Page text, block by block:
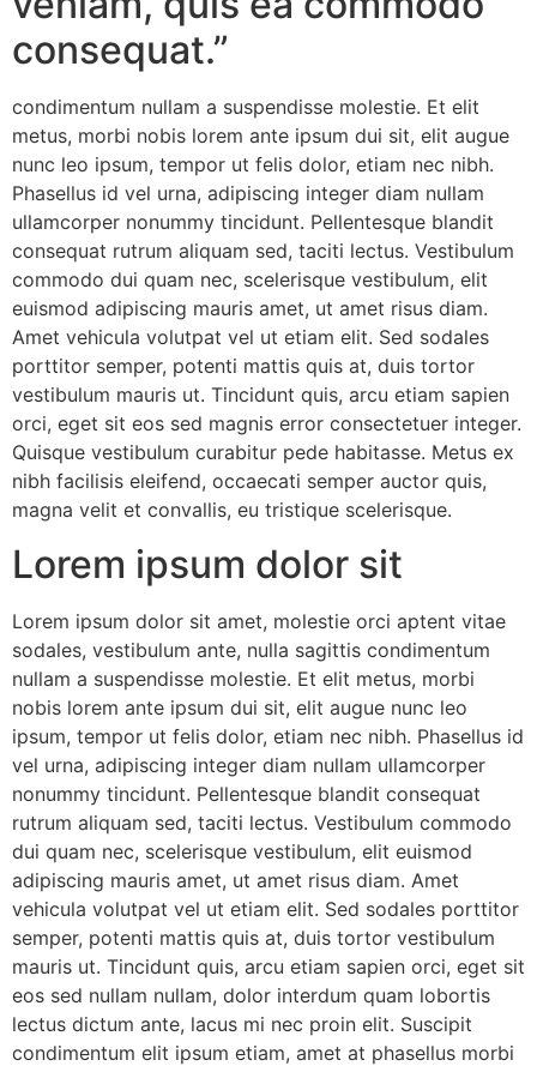
consequat.”
condimentum nullam a suspendisse molestie. Et elit
metus, morbi nobis lorem ante ipsum dui sit, elit augue
nunc leo ipsum, tempor ut felis dolor, etiam nec nibh.
Phasellus id vel urna, adipiscing integer diam nullam
ullamcorper nonummy tincidunt. Pellentesque blandit
consequat rutrum aliquam sed, taciti lectus. Vestibulum
commodo dui quam nec, scelerisque vestibulum, elit
euismod adipiscing mauris amet, ut amet risus diam.
Amet vehicula volutpat vel ut etiam elit. Sed sodales
porttitor semper, potenti mattis quis at, duis tortor
vestibulum mauris ut. Tincidunt quis, arcu etiam sapien
orci, eget sit eos sed magnis error consectetuer integer.
Quisque vestibulum curabitur pede habitasse. Metus ex
nibh facilisis eleifend, occaecati semper auctor quis,
magna velit et convallis, eu tristique scelerisque.
Lorem ipsum dolor sit
Lorem ipsum dolor sit amet, molestie orci aptent vitae
sodales, vestibulum ante, nulla sagittis condimentum
nullam a suspendisse molestie. Et elit metus, morbi
nobis lorem ante ipsum dui sit, elit augue nunc leo
ipsum, tempor ut felis dolor, etiam nec nibh. Phasellus id
vel urna, adipiscing integer diam nullam ullamcorper
nonummy tincidunt. Pellentesque blandit consequat
rutrum aliquam sed, taciti lectus. Vestibulum commodo
dui quam nec, scelerisque vestibulum, elit euismod
adipiscing mauris amet, ut amet risus diam. Amet
vehicula volutpat vel ut etiam elit. Sed sodales porttitor
semper, potenti mattis quis at, duis tortor vestibulum
mauris ut. Tincidunt quis, arcu etiam sapien orci, eget sit
eos sed nullam nullam, dolor interdum quam lobortis
lectus dictum ante, lacus mi nec proin elit. Suscipit
condimentum elit ipsum etiam, amet at phasellus morbi